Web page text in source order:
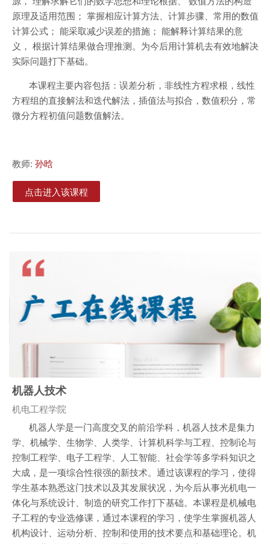
原理及适用范围； 掌握相应计算方法、计算步骤、常用的数值
计算公式； 能采取减少误差的措施； 能解释计算结果的意
义， 根据计算结果做合理推测。为今后用计算机去有效地解决
实际问题打下基础。
本课程主要内容包括：误差分析，非线性方程求根，线性
方程组的直接解法和迭代解法，插值法与拟合，数值积分，常
微分方程初值问题数值解法。
教师: 孙晗
点击进入该课程
机器人技术
课程类别
机电工程学院
机器人学是一门高度交叉的前沿学科，机器人技术是集力
学、机械学、生物学、人类学、计算机科学与工程、控制论与
控制工程学、电子工程学、人工智能、社会学等多学科知识之
大成，是一项综合性很强的新技术。通过该课程的学习，使得
学生基本熟悉这门技术以及其发展状况，为今后从事光机电一
体化与系统设计、制造的研究工作打下基础。本课程是机械电
子工程的专业选修课，通过本课程的学习，使学生掌握机器人
机构设计、运动分析、控制和使用的技术要点和基础理论。机